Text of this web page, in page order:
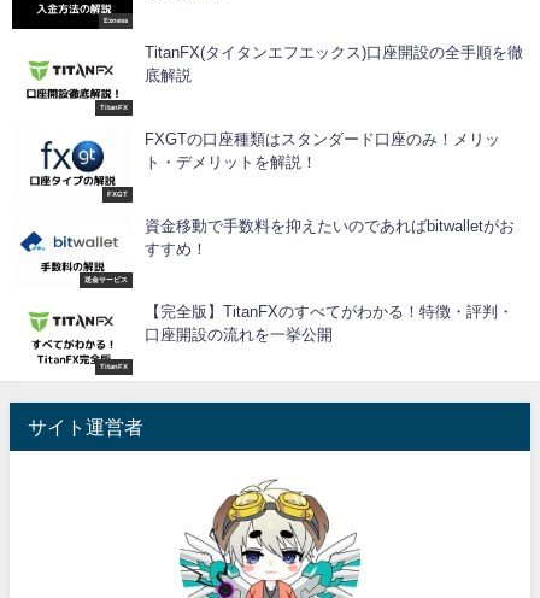
Exness
TitanFX
TitanFX(タイタンエフエックス)口座開設の全手順を徹
底解説
FXGT
FXGTの口座種類はスタンダード口座のみ！メリッ
ト・デメリットを解説！
送金サービス
資金移動で手数料を抑えたいのであればbitwalletがお
すすめ！
TitanFX
【完全版】TitanFXのすべてがわかる！特徴・評判・
口座開設の流れを一挙公開
サイト運営者